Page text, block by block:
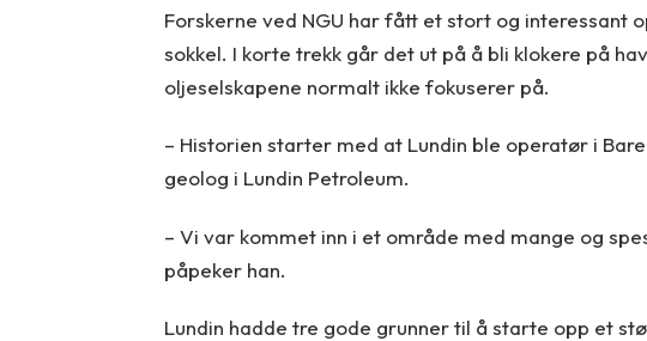
Forskerne ved NGU har fått et stort og interessant
sokkel. I korte trekk går det ut på å bli klokere på
oljeselskapene normalt ikke fokuserer på.
– Historien starter med at Lundin ble operatør i
geolog i Lundin Petroleum.
– Vi var kommet inn i et område med mange og
påpeker han.
Lundin hadde tre gode grunner til å starte opp et